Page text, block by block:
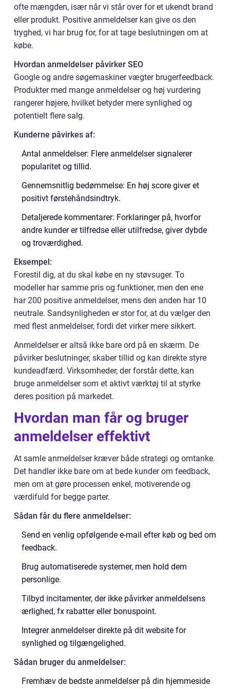
ofte mængden, især når vi står over for et ukendt brand
eller produkt. Positive anmeldelser kan give os den
tryghed, vi har brug for, for at tage beslutningen om at
købe.
Hvordan anmeldelser påvirker SEO
Google og andre søgemaskiner vægter brugerfeedback.
Produkter med mange anmeldelser og høj vurdering
rangerer højere, hvilket betyder mere synlighed og
potentielt flere salg.
Kunderne påvirkes af:
Antal anmeldelser: Flere anmeldelser signalerer
popularitet og tillid.
Gennemsnitlig bedømmelse: En høj score giver et
positivt førstehåndsindtryk.
Detaljerede kommentarer: Forklaringer på, hvorfor
andre kunder er tilfredse eller utilfredse, giver dybde
og troværdighed.
Eksempel:
Forestil dig, at du skal købe en ny støvsuger. To
modeller har samme pris og funktioner, men den ene
har 200 positive anmeldelser, mens den anden har 10
neutrale. Sandsynligheden er stor for, at du vælger den
med flest anmeldelser, fordi det virker mere sikkert.
Anmeldelser er altså ikke bare ord på en skærm. De
påvirker beslutninger, skaber tillid og kan direkte styre
kundeadfærd. Virksomheder, der forstår dette, kan
bruge anmeldelser som et aktivt værktøj til at styrke
deres position på markedet.
Hvordan man får og bruger
anmeldelser effektivt
At samle anmeldelser kræver både strategi og omtanke.
Det handler ikke bare om at bede kunder om feedback,
men om at gøre processen enkel, motiverende og
værdifuld for begge parter.
Sådan får du flere anmeldelser:
Send en venlig opfølgende e-mail efter køb og bed om
feedback.
Brug automatiserede systemer, men hold dem
personlige.
Tilbyd incitamenter, der ikke påvirker anmeldelsens
ærlighed, fx rabatter eller bonuspoint.
Integrer anmeldelser direkte på dit website for
synlighed og tilgængelighed.
Sådan bruger du anmeldelser:
Fremhæv de bedste anmeldelser på din hjemmeside